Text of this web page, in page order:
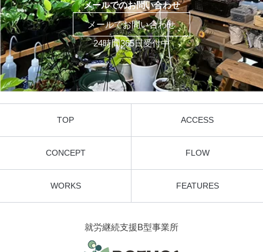
メールでのお問い合わせ
メールでお問い合わせ
24時間365日受付中
就労継続支援B型事業所
TOP
CONCEPT
WORKS
ACCESS
FLOW
FEATURES